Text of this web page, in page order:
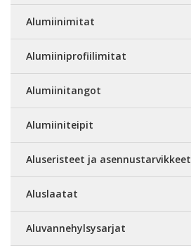
Alumiinimitat
Alumiiniprofiilimitat
Alumiinitangot
Alumiiniteipit
Aluseristeet ja asennustarvikkeet
Aluslaatat
Aluvannehylsysarjat